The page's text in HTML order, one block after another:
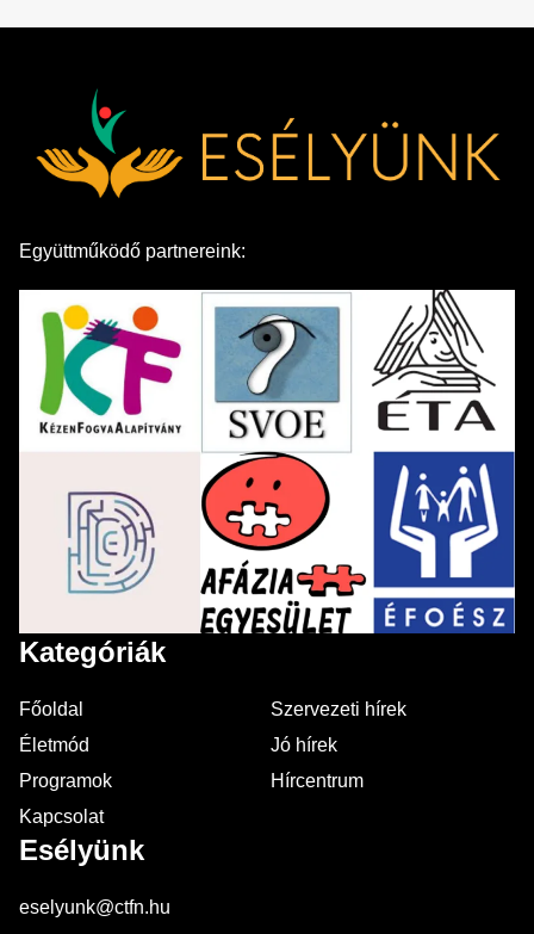
Együttműködő partnereink:
Kategóriák
Főoldal
Szervezeti hírek
Életmód
Jó hírek
Programok
Hírcentrum
Kapcsolat
Esélyünk
eselyunk@ctfn.hu